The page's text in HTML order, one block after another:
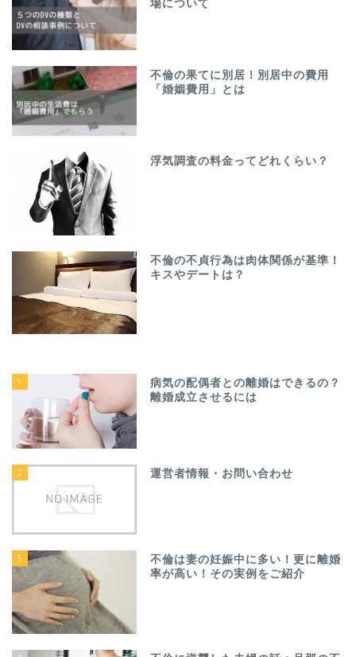
場について
不倫の果てに別居！別居中の費用
「婚姻費用」とは
浮気調査の料金ってどれくらい？
不倫の不貞行為は肉体関係が基準！
キスやデートは？
1
病気の配偶者との離婚はできるの？
離婚成立させるには
2 運営者情報・お問い合わせ
3
不倫は妻の妊娠中に多い！更に離婚
率が高い！その実例をご紹介